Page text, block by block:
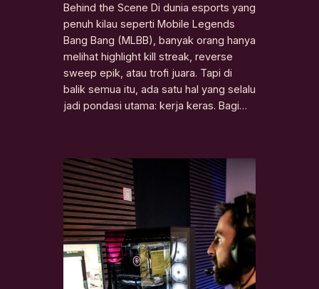
Behind the Scene Di dunia esports yang
penuh kilau seperti Mobile Legends
Bang Bang (MLBB), banyak orang hanya
melihat highlight kill streak, reverse
sweep epik, atau trofi juara. Tapi di
balik semua itu, ada satu hal yang selalu
jadi pondasi utama: kerja keras. Bagi…